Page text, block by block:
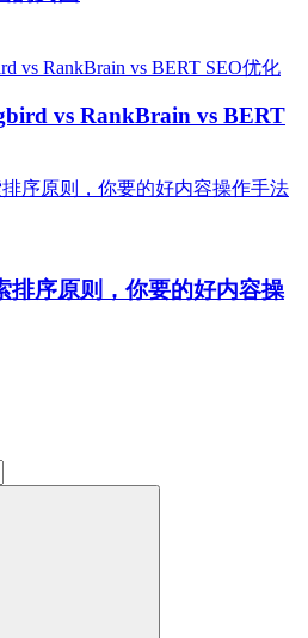
SEO优化
vs RankBrain vs BERT
排序原则，你要的好内容操